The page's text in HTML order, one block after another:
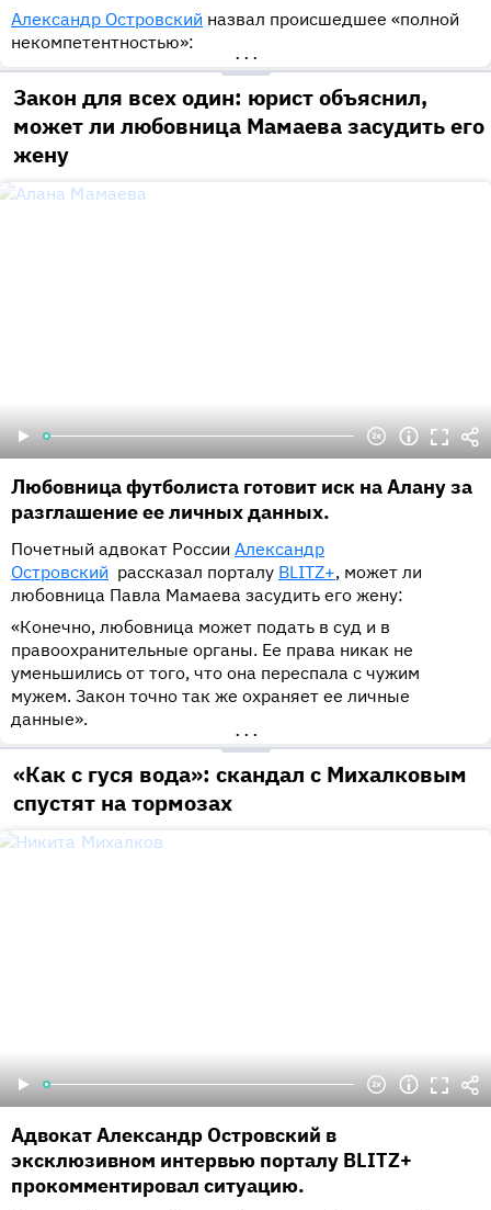
Александр Островский назвал происшедшее «полной
некомпетентностью»:
•••
Закон для всех один: юрист объяснил,
может ли любовница Мамаева засудить его
жену
Любовница футболиста готовит иск на Алану за
разглашение ее личных данных.
Почетный адвокат России Александр
Островский рассказал порталу BLITZ+, может ли
любовница Павла Мамаева засудить его жену:
«Конечно, любовница может подать в суд и в
правоохранительные органы. Ее права никак не
уменьшились от того, что она переспала с чужим
мужем. Закон точно так же охраняет ее личные
данные».
•••
«Как с гуся вода»: скандал с Михалковым
спустят на тормозах
Адвокат Александр Островский в
эксклюзивном интервью порталу BLITZ+
прокомментировал ситуацию.